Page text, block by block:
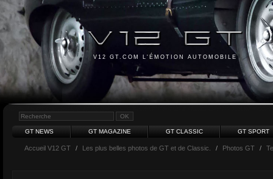
V12 GT.COM L'ÉMOTION AUTOMOBILE
GT NEWS GT MAGAZINE GT CLASSIC GT SPORT
Accueil V12 GT / Les plus belles photos de GT et de Classic. / Photos GT /